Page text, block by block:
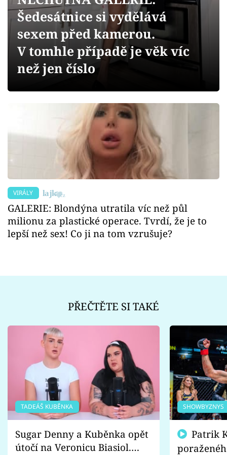
Sledujte prima+
Přihlášení
Sledujte nás
Šedesátnice si vydělává
sexem před kamerou.
V tomhle případě je věk víc
než jen číslo
VIRÁLY
GALERIE: Blondýna utratila víc než půl
milionu za plastické operace. Tvrdí, že je to
lepší než sex! Co ji na tom vzrušuje?
PŘEČTĚTE SI TAKÉ
TADEÁŠ KUBĚNKA
Sugar Denny a Kuběnka opět
útočí na Veronicu Biasiol.
SHOWBYZNYS